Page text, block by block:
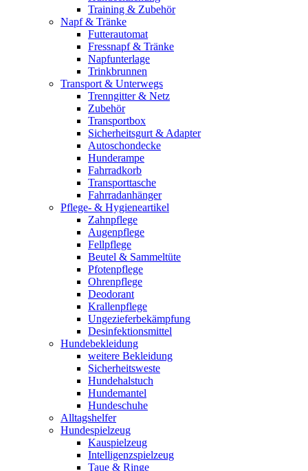
Training & Zubehör
Napf & Tränke
Futterautomat
Fressnapf & Tränke
Napfunterlage
Trinkbrunnen
Transport & Unterwegs
Trenngitter & Netz
Zubehör
Transportbox
Sicherheitsgurt & Adapter
Autoschondecke
Hunderampe
Fahrradkorb
Transporttasche
Fahrradanhänger
Pflege- & Hygieneartikel
Zahnpflege
Augenpflege
Fellpflege
Beutel & Sammeltüte
Pfotenpflege
Ohrenpflege
Deodorant
Krallenpflege
Ungezieferbekämpfung
Desinfektionsmittel
Hundebekleidung
weitere Bekleidung
Sicherheitsweste
Hundehalstuch
Hundemantel
Hundeschuhe
Alltagshelfer
Hundespielzeug
Kauspielzeug
Intelligenzspielzeug
Taue & Ringe